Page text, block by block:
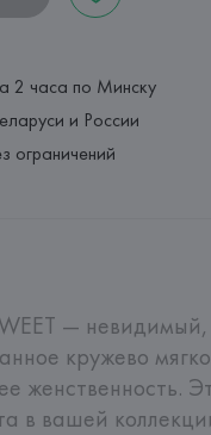
2 часа по Минску
и России
ограничений
—
кружево
женственность.
в вашей